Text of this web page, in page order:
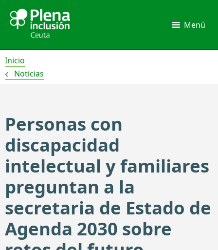
contenido
Menú
Inicio
Noticias
Personas con
discapacidad
intelectual y familiares
preguntan a la
secretaria de Estado de
Agenda 2030 sobre